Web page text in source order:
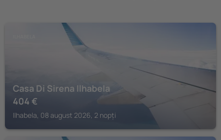
Casa Di Sirena Ilhabela
404 €
Ilhabela, 08 august 2026, 2 nopți